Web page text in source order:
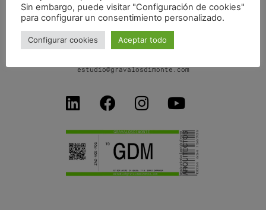
C/ Don Jaime I, 34 dpdo-1ºB
50001 Zaragoza SPAIN
estudio@gravalosdimonte.com
Sin embargo, puede visitar "Configuración de cookies"
para configurar un consentimiento personalizado.
Configurar cookies Aceptar todo